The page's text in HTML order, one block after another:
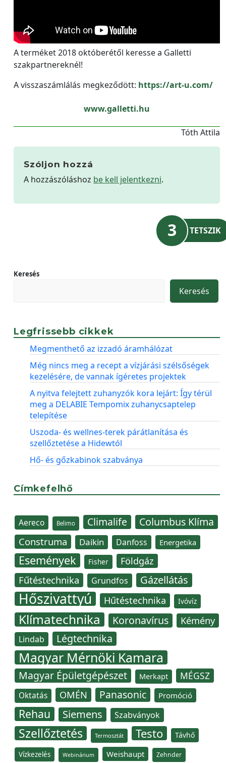
A terméket 2018 októberétől keresse a Galletti
szakpartnereknél!
A visszaszámlálás megkeződött: https://art-u.com/
www.galletti.hu
Tóth Attila
Szóljon hozzá
A hozzászóláshoz be kell jelentkezni.
3 TETSZIK
Keresés
Keresés
Legfrissebb cikkek
Megmenthető az izzadó áramhálózat
Még nincs meg a recept a vízjárási szélsőségek
kezelésére, de vannak ígéretes projektek
A nyitva felejtett zuhanyzók kora lejárt: Így térül
meg a DELABIE Tempomix zuhanycsaptelep
telepítése
Uszoda- és wellnes-terek párátlanítása és
szellőztetése a Hidewtól
Hő- és gőzkabinok szabványa
Címkefelhő
Aereco Belimo Climalife Columbus Klíma
Construma Daikin Danfoss Energetika
Események Fisher Földgáz
Fűtéstechnika Grundfos Gázellátás
Hőszivattyú Hűtéstechnika Ivóvíz
Klímatechnika Koronavírus Kémény
Lindab Légtechnika
Magyar Mérnöki Kamara
Magyar Épületgépészet Merkapt MÉGSZ
Oktatás OMÉN Panasonic Promóció
Rehau Siemens Szabványok
Szellőztetés Termosztát Testo Távhő
Vízkezelés Webinárium Weishaupt Zehnder